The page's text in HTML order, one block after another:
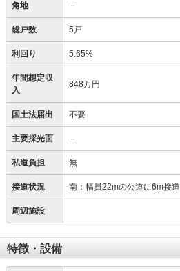
角地 －
総戸数 5戸
利回り 5.65%
年間想定収
入
848万円
国土法届出 不要
主要採光面 －
私道負担 無
接道状況 南：幅員22mの公道に6m接道
周辺施設
特徴・設備